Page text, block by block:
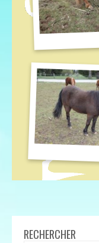
RECHERCHER